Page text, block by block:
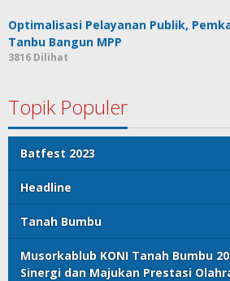
Optimalisasi Pelayanan Publik,
Tanbu Bangun MPP
3816 Dilihat
Topik Populer
Batfest 2023
Headline
Tanah Bumbu
Musorkablub KONI Tanah Bumbu
Sinergi dan Majukan Prestasi